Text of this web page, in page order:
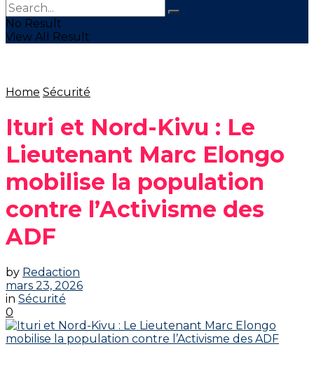
No Result
View All Result
Home Sécurité
Ituri et Nord-Kivu : Le
Lieutenant Marc Elongo
mobilise la population
contre l’Activisme des
ADF
by Redaction
mars 23, 2026
in Sécurité
0